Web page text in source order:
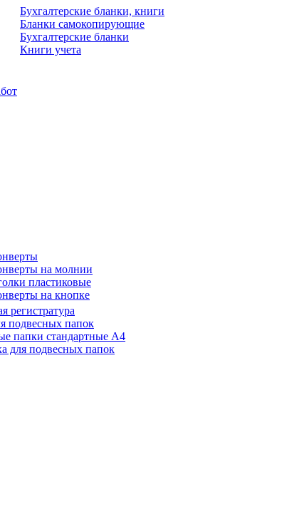
Бухгалтерские бланки, книги
Бланки самокопирующие
Бухгалтерские бланки
Книги учета
на молнии
пластиковые
на кнопке
регистратура
подвесных папок
папки стандартные А4
для подвесных папок